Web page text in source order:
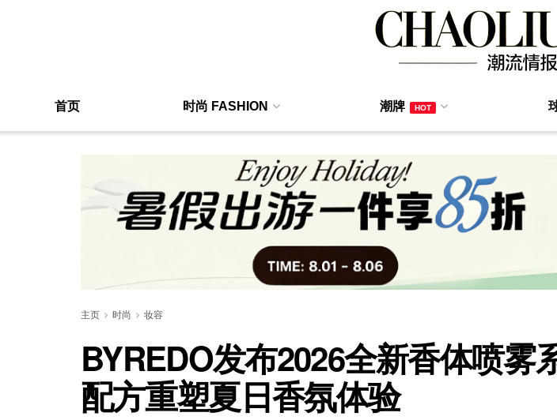
首页 时尚 FASHION 潮牌 HOT
主页 时尚 妆容
BYREDO发布2026全新香体喷雾
配方重塑夏日香氛体验